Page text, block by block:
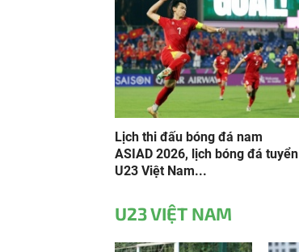
Lịch thi đấu bóng đá nam
ASIAD 2026, lịch bóng đá tuyển
U23 Việt Nam...
U23 VIỆT NAM